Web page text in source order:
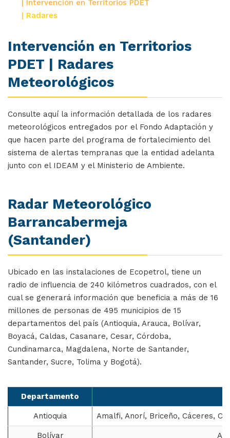
| Intervención en Territorios PDET
| Radares
Intervención en Territorios
PDET | Radares
Meteorológicos
Consulte aquí la información detallada de los radares
meteorológicos entregados por el Fondo Adaptación y
que hacen parte del programa de fortalecimiento del
sistema de alertas tempranas que la entidad adelanta
junto con el IDEAM y el Ministerio de Ambiente.
Radar Meteorológico
Barrancabermeja
(Santander)
Ubicado en las instalaciones de Ecopetrol, tiene un
radio de influencia de 240 kilómetros cuadrados, con el
cual se generará información que beneficia a más de 16
millones de personas de 495 municipios de 15
departamentos del país (Antioquia, Arauca, Bolívar,
Boyacá, Caldas, Casanare, Cesar, Córdoba,
Cundinamarca, Magdalena, Norte de Santander,
Santander, Sucre, Tolima y Bogotá).
Departamento
Antioquia Amalfi, Anorí, Briceño, Cáceres,
Bolívar